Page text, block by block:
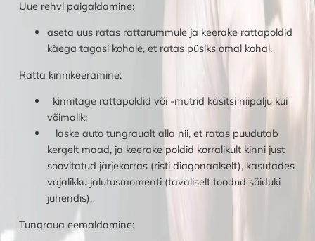
Uue rehvi paigaldamine:
aseta uus ratas rattarummule ja keerake rattapoldid
käega tagasi kohale, et ratas püsiks omal kohal.
Ratta kinnikeeramine:
kinnitage rattapoldid või -mutrid käsitsi niipalju kui
võimalik;
laske auto tungraualt alla nii, et ratas puudutab
kergelt maad, ja keerake poldid korralikult kinni just
soovitatud järjekorras (risti diagonaalselt), kasutades
vajalikku jalutusmomenti (tavaliselt toodud sõiduki
juhendis).
Tungraua eemaldamine: